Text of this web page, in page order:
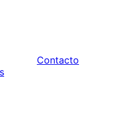
Contacto